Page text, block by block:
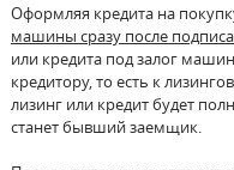
Оформляя кредита на
машины сразу после
или кредита под залог
кредитору, то есть к
лизинг или кредит будет
станет бывший заемщик.